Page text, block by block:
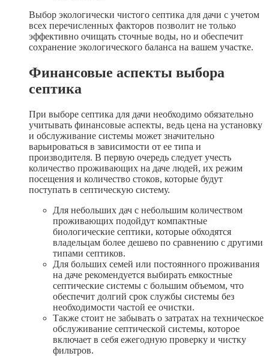
Выбор экологически чистого септика для дачи с учетом
всех перечисленных факторов позволит не только
эффективно очищать сточные воды, но и обеспечит
сохранение экологического баланса на вашем участке.
Финансовые аспекты выбора
септика
При выборе септика для дачи необходимо обязательно
учитывать финансовые аспекты, ведь цена на установку
и обслуживание системы может значительно
варьироваться в зависимости от ее типа и
производителя. В первую очередь следует учесть
количество проживающих на даче людей, их режим
посещения и количество стоков, которые будут
поступать в септическую систему.
Для небольших дач с небольшим количеством
проживающих подойдут компактные
биологические септики, которые обходятся
владельцам более дешево по сравнению с другими
типами септиков.
Для больших семей или постоянного проживания
на даче рекомендуется выбирать емкостные
септические системы с большим объемом, что
обеспечит долгий срок службы системы без
необходимости частой ее очистки.
Также стоит не забывать о затратах на техническое
обслуживание септической системы, которое
включает в себя ежегодную проверку и чистку
фильтров.